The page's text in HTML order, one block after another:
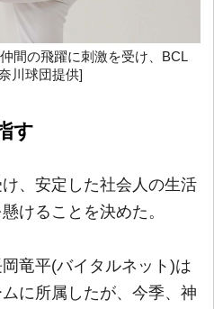
間の飛躍に刺激を受け、BCL
川球団提供]
す
、安定した社会人の生活
けることを決めた。
竜平(バイタルネット)は
に所属したが、今季、神